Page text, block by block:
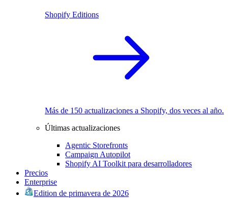
Shopify Editions
Más de 150 actualizaciones a Shopify, dos veces al año.
Últimas actualizaciones
Agentic Storefronts
Campaign Autopilot
Shopify AI Toolkit para desarrolladores
Precios
Enterprise
Edition de primavera de 2026